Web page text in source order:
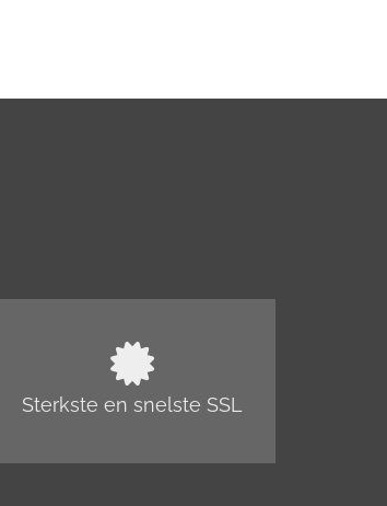
Sterkste en snelste SSL